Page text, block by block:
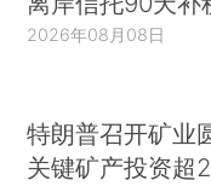
2026年08月08日
特朗普召开矿业
关键矿产投资超